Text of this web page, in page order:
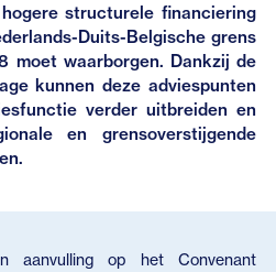
structurele financiering
Duits-Belgische grens
moet waarborgen. Dankzij de
kunnen deze adviespunten
verder uitbreiden en
en grensoverstijgende
aanvulling op het Convenant